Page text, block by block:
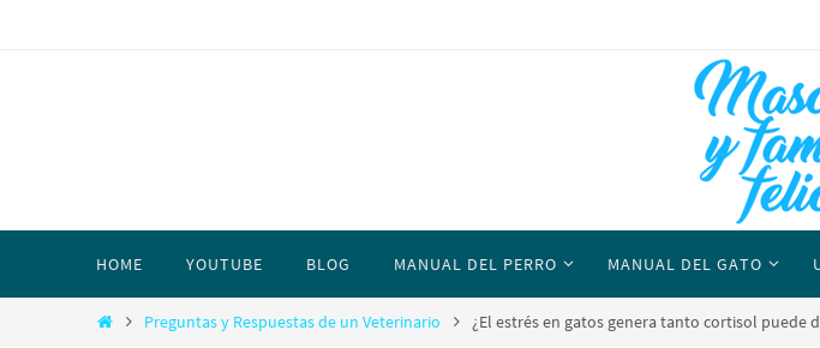
HOME YOUTUBE BLOG MANUAL DEL PERRO MANUAL DEL GATO
Preguntas y Respuestas de un Veterinario ¿El estrés en gatos genera tanto cortisol puede